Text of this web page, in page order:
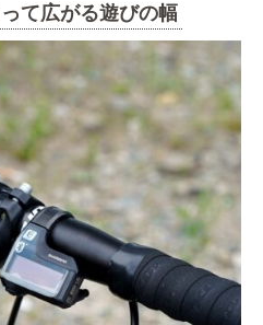
て広がる遊びの幅